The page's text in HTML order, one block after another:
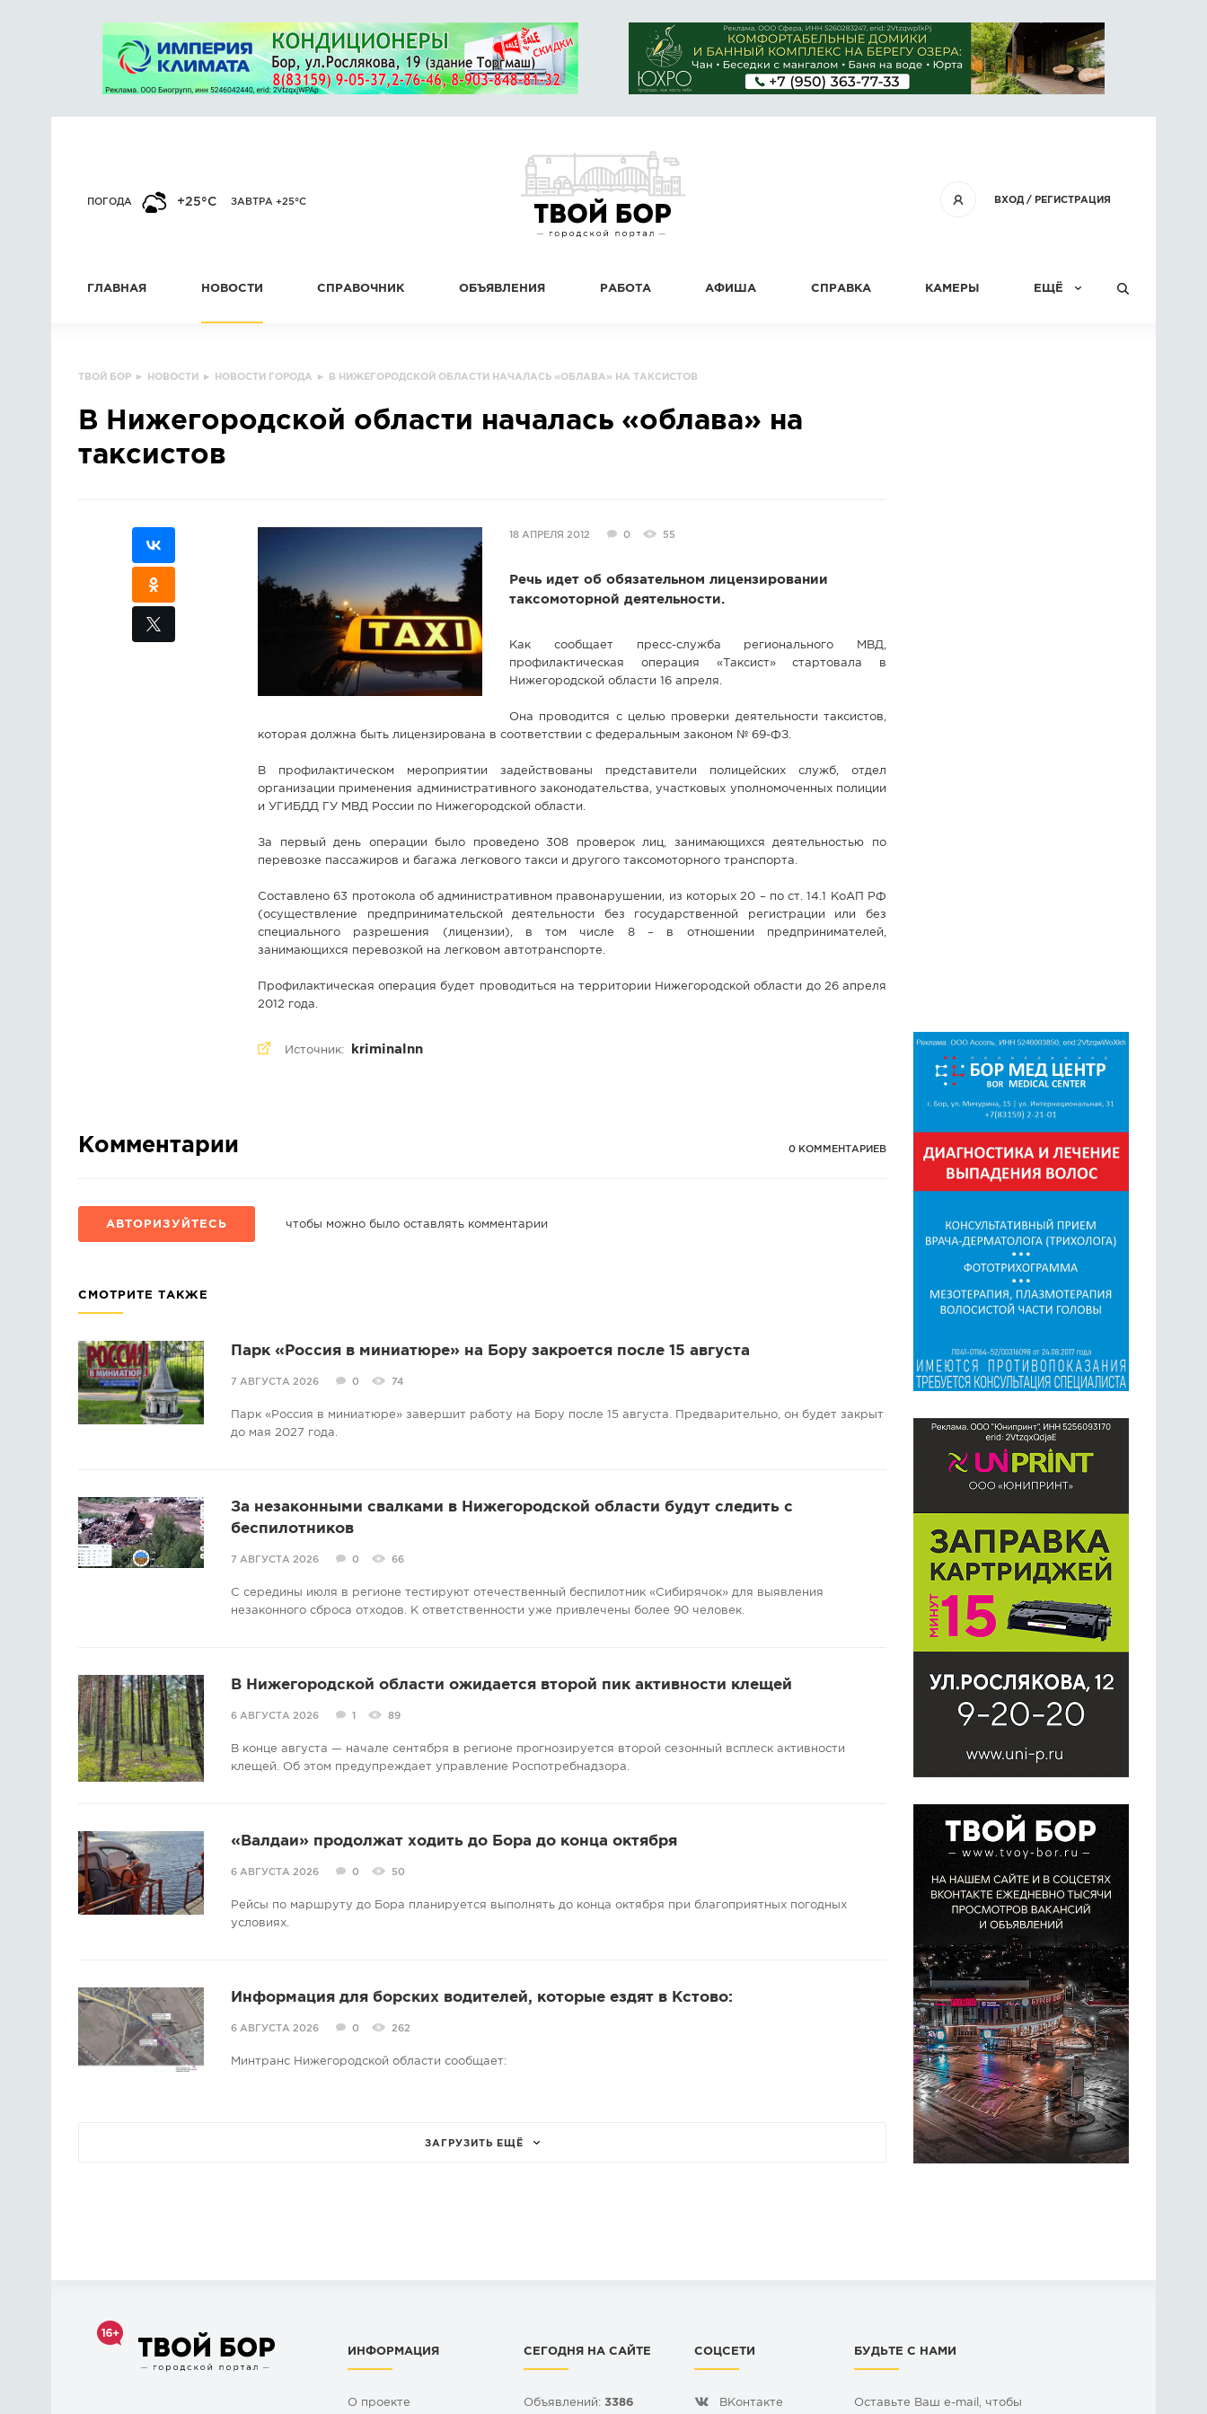
ВХОД/ РЕГИСТРАЦИЯ
ПОГОДА +25°C ЗАВТРА +25°C
ГЛАВНАЯ НОВОСТИ СПРАВОЧНИК ОБЪЯВЛЕНИЯ РАБОТА АФИША СПРАВКА КАМЕРЫ ЕЩЁ
ТВОЙ БОР ▸ НОВОСТИ ▸ НОВОСТИ ГОРОДА ▸ В НИЖЕГОРОДСКОЙ ОБЛАСТИ НАЧАЛАСЬ «ОБЛАВА» НА ТАКСИСТОВ
В Нижегородской области началась «облава» на
таксистов
18 АПРЕЛЯ 2012 0 55
Речь идет об обязательном лицензировании
таксомоторной деятельности.
Как сообщает пресс-служба регионального МВД,
профилактическая операция «Таксист» стартовала в
Нижегородской области 16 апреля.
Она проводится с целью проверки деятельности таксистов,
которая должна быть лицензирована в соответствии с федеральным законом № 69-ФЗ.
В профилактическом мероприятии задействованы представители полицейских служб, отдел
организации применения административного законодательства, участковых уполномоченных полиции
и УГИБДД ГУ МВД России по Нижегородской области.
За первый день операции было проведено 308 проверок лиц, занимающихся деятельностью по
перевозке пассажиров и багажа легкового такси и другого таксомоторного транспорта.
Составлено 63 протокола об административном правонарушении, из которых 20 – по ст. 14.1 КоАП РФ
(осуществление предпринимательской деятельности без государственной регистрации или без
специального разрешения (лицензии), в том числе 8 – в отношении предпринимателей,
занимающихся перевозкой на легковом автотранспорте.
Профилактическая операция будет проводиться на территории Нижегородской области до 26 апреля
2012 года.
Источник: kriminalnn
Комментарии 0 КОММЕНТАРИЕВ
АВТОРИЗУЙТЕСЬ чтобы можно было оставлять комментарии
СМОТРИТЕ ТАКЖЕ
Парк «Россия в миниатюре» на Бору закроется после 15 августа
7 АВГУСТА 2026 0 74
Парк «Россия в миниатюре» завершит работу на Бору после 15 августа. Предварительно, он будет закрыт
до мая 2027 года.
За незаконными свалками в Нижегородской области будут следить с
беспилотников
7 АВГУСТА 2026 0 66
С середины июля в регионе тестируют отечественный беспилотник «Сибирячок» для выявления
незаконного сброса отходов. К ответственности уже привлечены более 90 человек.
В Нижегородской области ожидается второй пик активности клещей
6 АВГУСТА 2026 1 89
В конце августа — начале сентября в регионе прогнозируется второй сезонный всплеск активности
клещей. Об этом предупреждает управление Роспотребнадзора.
«Валдаи» продолжат ходить до Бора до конца октября
6 АВГУСТА 2026 0 50
Рейсы по маршруту до Бора планируется выполнять до конца октября при благоприятных погодных
условиях.
Информация для борских водителей, которые ездят в Кстово:
6 АВГУСТА 2026 0 262
Минтранс Нижегородской области сообщает:
ЗАГРУЗИТЬ ЕЩЁ
ИНФОРМАЦИЯ
О проекте
СЕГОДНЯ НА САЙТЕ
Объявлений: 3386
СОЦСЕТИ
ВКонтакте
БУДЬТЕ С НАМИ
Оставьте Ваш e-mail, чтобы